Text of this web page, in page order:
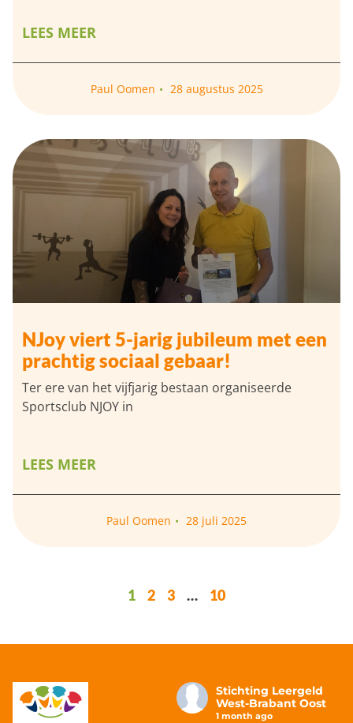
LEES MEER
Paul Oomen 28 augustus 2025
NJoy viert 5-jarig jubileum met een
prachtig sociaal gebaar!
Ter ere van het vijfjarig bestaan organiseerde
Sportsclub NJOY in
LEES MEER
Paul Oomen 28 juli 2025
1 2 3 … 10
Stichting Leergeld
West-Brabant Oost
1 month ago